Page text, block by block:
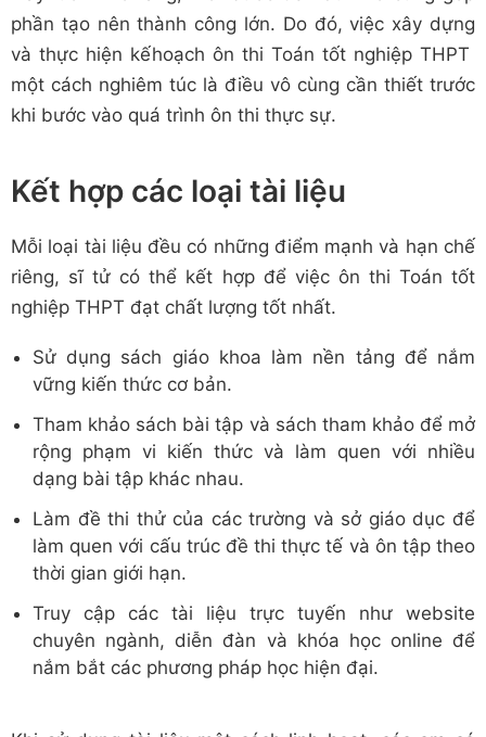
phần tạo nên thành công lớn. Do đó, việc xây dựng
và thực hiện kếhoạch ôn thi Toán tốt nghiệp THPT
một cách nghiêm túc là điều vô cùng cần thiết trước
khi bước vào quá trình ôn thi thực sự.
Kết hợp các loại tài liệu
Mỗi loại tài liệu đều có những điểm mạnh và hạn chế
riêng, sĩ tử có thể kết hợp để việc ôn thi Toán tốt
nghiệp THPT đạt chất lượng tốt nhất.
Sử dụng sách giáo khoa làm nền tảng để nắm
vững kiến thức cơ bản.
Tham khảo sách bài tập và sách tham khảo để mở
rộng phạm vi kiến thức và làm quen với nhiều
dạng bài tập khác nhau.
Làm đề thi thử của các trường và sở giáo dục để
làm quen với cấu trúc đề thi thực tế và ôn tập theo
thời gian giới hạn.
Truy cập các tài liệu trực tuyến như website
chuyên ngành, diễn đàn và khóa học online để
nắm bắt các phương pháp học hiện đại.